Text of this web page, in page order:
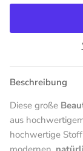
Beschreibung
Diese große
aus
hochwertige